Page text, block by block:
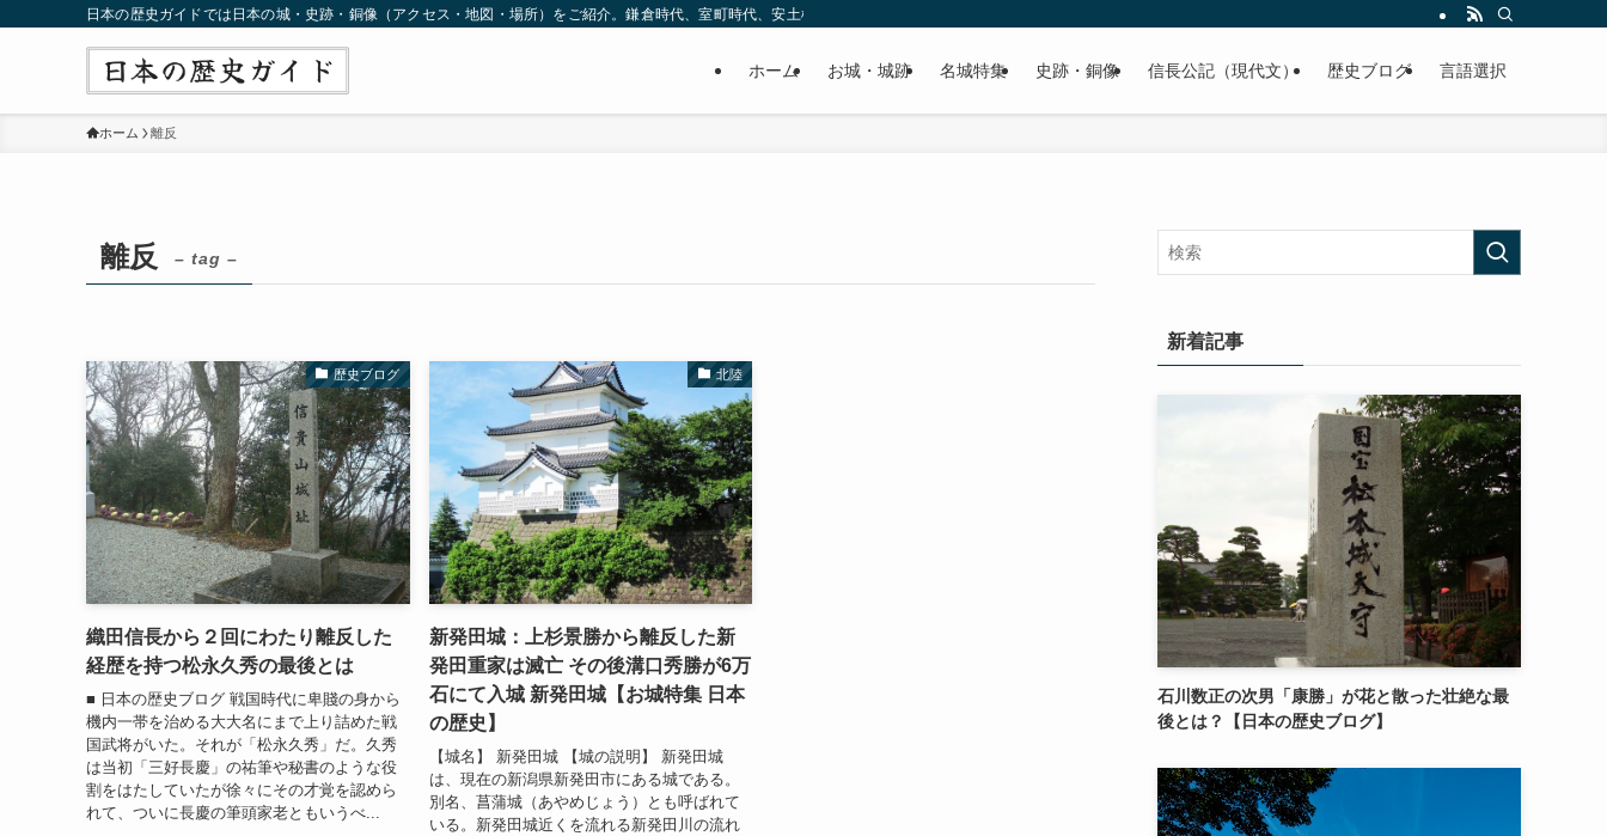
日本の歴史ガイドでは日本の城・史跡・銅像（アクセス・地図・場所）をご紹介。鎌倉時代、室町時代、安土桃山時代（戦国時代）、江戸時代と幅広くご紹介致します。
ホーム お城・城跡 名城特集 史跡・銅像 信長公記（現代文） 歴史ブログ 言語選択
ホーム 離反
離反 – tag –
歴史ブログ
織田信長から２回にわたり離反した
経歴を持つ松永久秀の最後とは
■ 日本の歴史ブログ 戦国時代に卑賤の身から
機内一帯を治める大大名にまで上り詰めた戦
国武将がいた。それが「松永久秀」だ。久秀
は当初「三好長慶」の祐筆や秘書のような役
割をはたしていたが徐々にその才覚を認めら
れて、ついに長慶の筆頭家老ともいうべ...
北陸
新発田城：上杉景勝から離反した新
発田重家は滅亡 その後溝口秀勝が6万
石にて入城 新発田城【お城特集 日本
の歴史】
【城名】 新発田城 【城の説明】 新発田城
は、現在の新潟県新発田市にある城である。
別名、菖蒲城（あやめじょう）とも呼ばれて
いる。新発田城近くを流れる新発田川の流れ
新着記事
石川数正の次男「康勝」が花と散った壮絶な最
後とは？【日本の歴史ブログ】